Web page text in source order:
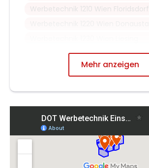
Werbetechnik 1210 Wien Floridsdorf
Mehr anzeigen